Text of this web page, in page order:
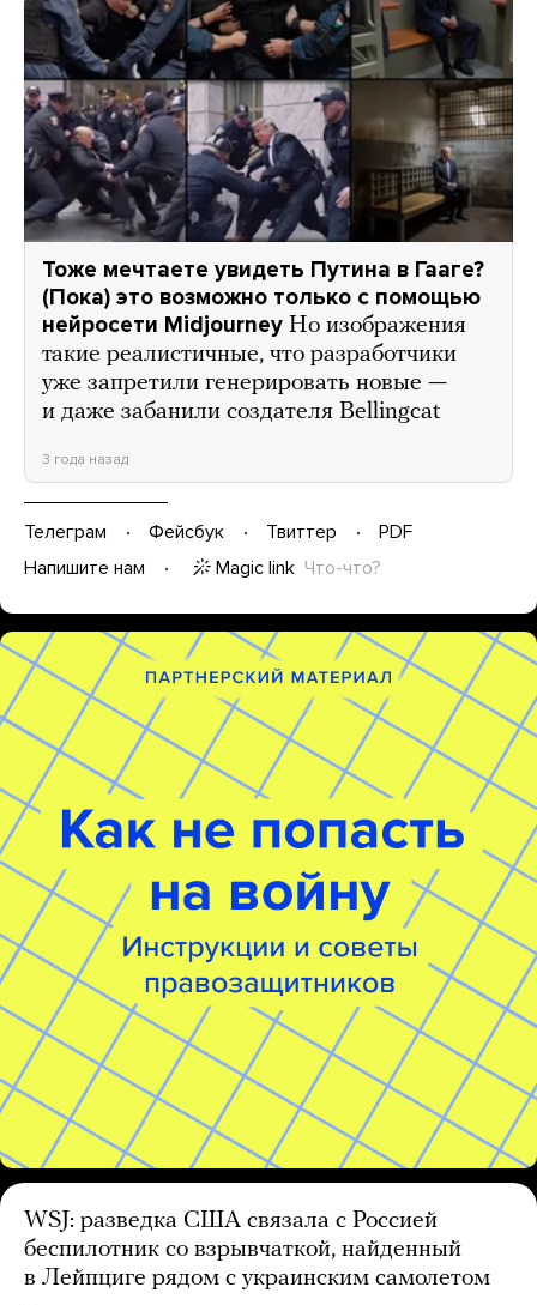
Тоже мечтаете увидеть Путина в Гааге?
(Пока) это возможно только с помощью
нейросети Midjourney Но изображения
такие реалистичные, что разработчики
уже запретили генерировать новые —
и даже забанили создателя Bellingcat
3 года назад
Телеграм Фейсбук Твиттер
PDF
Напишите нам
Magic link Что-что?
WSJ: разведка США связала с Россией
беспилотник со взрывчаткой, найденный
в Лейпциге рядом с украинским самолетом